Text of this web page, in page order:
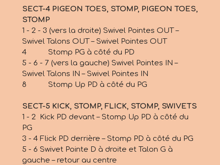
SECT-4 PIGEON TOES, STOMP, PIGEON TOES,
STOMP
1 - 2 - 3 (vers la droite) Swivel Pointes OUT –
Swivel Talons OUT – Swivel Pointes OUT
4 Stomp PG à côté du PD
5 - 6 - 7 (vers la gauche) Swivel Pointes IN –
Swivel Talons IN – Swivel Pointes IN
8 Stomp Up PD à côté du PG
SECT-5 KICK, STOMP, FLICK, STOMP, SWIVETS
1 - 2 Kick PD devant – Stomp Up PD à côté du
PG
3 - 4 Flick PD derrière – Stomp PD à côté du PG
5 - 6 Swivet Pointe D à droite et Talon G à
gauche – retour au centre